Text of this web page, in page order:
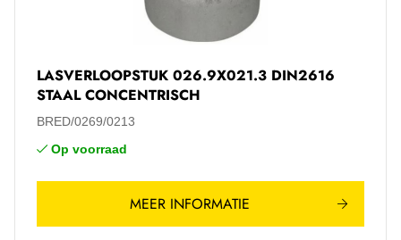
LASVERLOOPSTUK 026.9X021.3 DIN2616
STAAL CONCENTRISCH
BRED/0269/0213
Op voorraad
MEER INFORMATIE